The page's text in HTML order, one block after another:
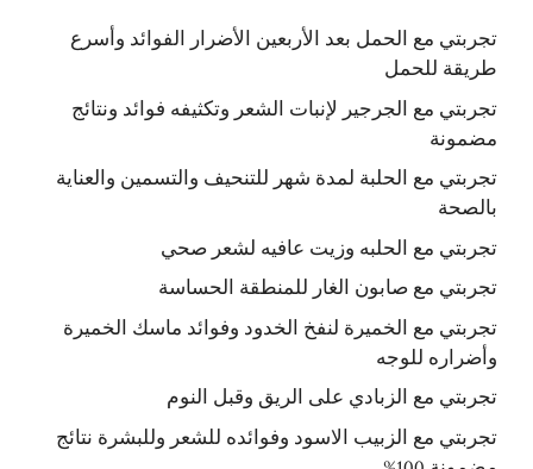
تجربتي مع الحمل بعد الأربعين الأضرار الفوائد وأسرع
طريقة للحمل
تجربتي مع الجرجير لإنبات الشعر وتكثيفه فوائد ونتائج
مضمونة
تجربتي مع الحلبة لمدة شهر للتنحيف والتسمين والعناية
بالصحة
تجربتي مع الحلبه وزيت عافيه لشعر صحي
تجربتي مع صابون الغار للمنطقة الحساسة
تجربتي مع الخميرة لنفخ الخدود وفوائد ماسك الخميرة
وأضراره للوجه
تجربتي مع الزبادي على الريق وقبل النوم
تجربتي مع الزبيب الاسود وفوائده للشعر وللبشرة نتائج